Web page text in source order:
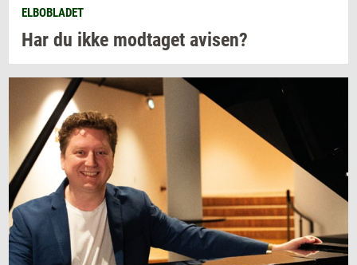
ELBOBLADET
Har du ikke mod­ta­get avi­sen?